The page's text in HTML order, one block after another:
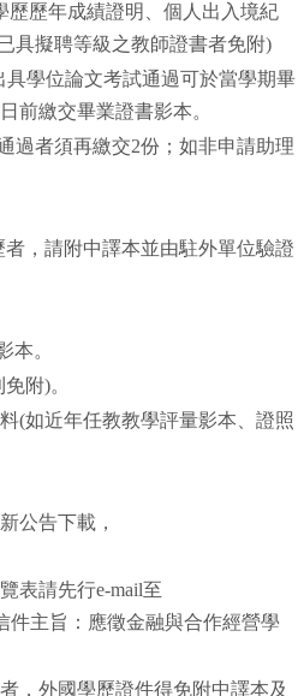
歷歷年成績證明、個人出入境紀
具擬聘等級之教師證書者免附)
學位論文考試通過可於當學期畢
前繳交畢業證書影本。
過者須再繳交2份；如非申請助理
，請附中譯本並由駐外單位驗證
本。
附)。
(如近年任教教學評量影本、證照
公告下載，
表請先行e-mail至
件主旨：應徵金融與合作經營學
，外國學歷證件得免附中譯本及